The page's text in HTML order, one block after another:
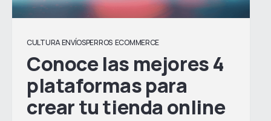
CULTURA ENVÍOSPERROS ECOMMERCE
Conoce las mejores 4
plataformas para
crear tu tienda online